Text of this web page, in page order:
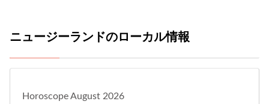
ニュージーランドのローカル情報
Horoscope August 2026